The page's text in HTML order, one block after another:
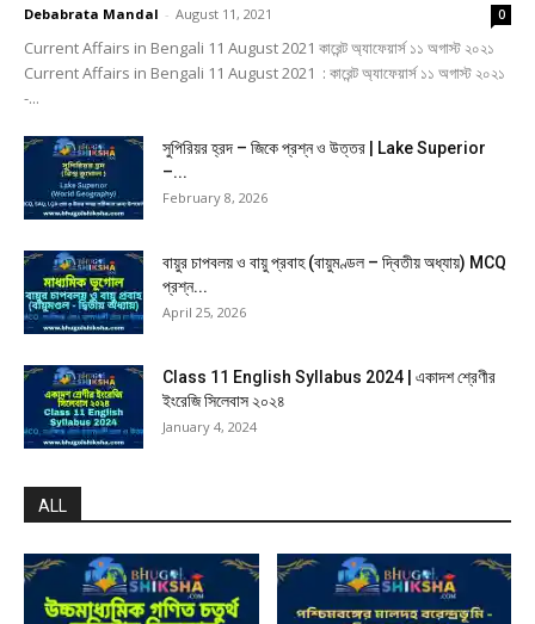
Debabrata Mandal - August 11, 2021 0
Current Affairs in Bengali 11 August 2021 কারেন্ট অ্যাফেয়ার্স ১১ অগাস্ট ২০২১
Current Affairs in Bengali 11 August 2021 : কারেন্ট অ্যাফেয়ার্স ১১ অগাস্ট ২০২১
-...
সুপিরিয়র হ্রদ – জিকে প্রশ্ন ও উত্তর | Lake Superior
–...
February 8, 2026
বায়ুর চাপবলয় ও বায়ু প্রবাহ (বায়ুমণ্ডল – দ্বিতীয় অধ্যায়) MCQ
প্রশ্ন...
April 25, 2026
Class 11 English Syllabus 2024 | একাদশ শ্রেণীর
ইংরেজি সিলেবাস ২০২৪
January 4, 2024
ALL